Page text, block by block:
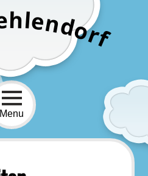
hlendor
f
Menu